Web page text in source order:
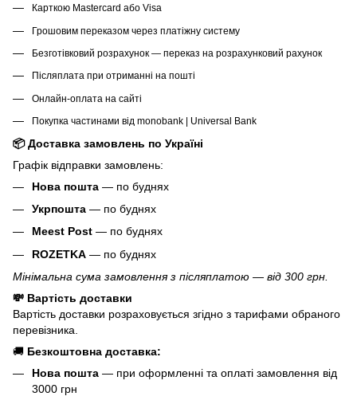
Карткою Mastercard або Visa
Грошовим переказом через платіжну систему
Безготівковий розрахунок — переказ на розрахунковий рахунок
Післяплата при отриманні на пошті
Онлайн-оплата на сайті
Покупка частинами від monobank | Universal Bank
📦 Доставка замовлень по Україні
Графік відправки замовлень:
Нова пошта — по буднях
Укрпошта — по буднях
Meest Post — по буднях
ROZETKA — по буднях
Мінімальна сума замовлення з післяплатою — від 300 грн.
💸 Вартість доставки
Вартість доставки розраховується згідно з тарифами обраного
перевізника.
🚚 Безкоштовна доставка:
Нова пошта — при оформленні та оплаті замовлення від
3000 грн